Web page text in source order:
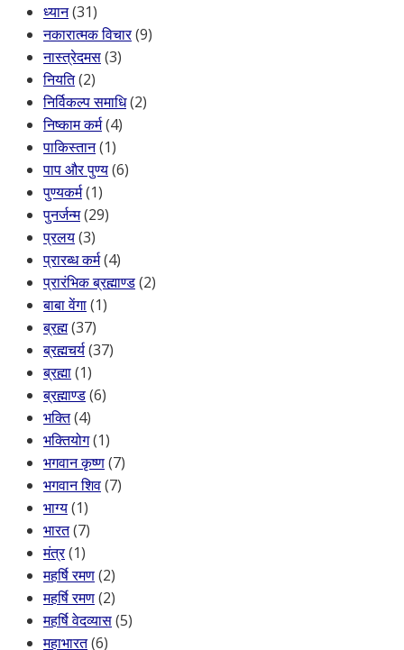
ध्यान(31)
नकारात्मक विचार(9)
नास्त्रेदमस(3)
नियति(2)
निर्विकल्प समाधि(2)
निष्काम कर्म(4)
पाकिस्तान(1)
पाप और पुण्य(6)
पुण्यकर्म(1)
पुनर्जन्म(29)
प्रलय(3)
प्रारब्ध कर्म(4)
प्रारंभिक ब्रह्माण्ड(2)
बाबा वेंगा(1)
ब्रह्म(37)
ब्रह्मचर्य(37)
ब्रह्मा(1)
ब्रह्माण्ड(6)
भक्ति(4)
भक्तियोग(1)
भगवान कृष्ण(7)
भगवान शिव(7)
भाग्य(1)
भारत(7)
मंत्र(1)
महर्षि रमण(2)
महर्षि रमण(2)
महर्षि वेदव्यास(5)
महाभारत(6)